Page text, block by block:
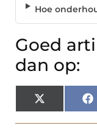
Hoe
Goed
dan op:
X
(Twitter)